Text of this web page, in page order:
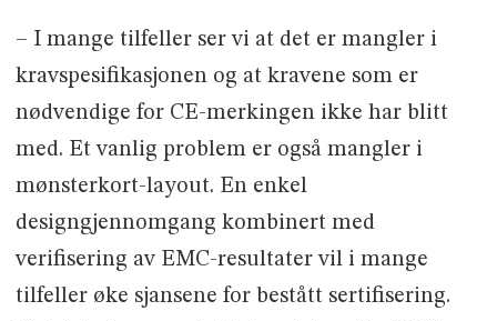
– I mange tilfeller ser vi at det er mangler i
kravspesifikasjonen og at kravene som er
nødvendige for CE-merkingen ikke har blitt
med. Et vanlig problem er også mangler i
mønsterkort-layout. En enkel
designgjennomgang kombinert med
verifisering av EMC-resultater vil i mange
tilfeller øke sjansene for bestått sertifisering.